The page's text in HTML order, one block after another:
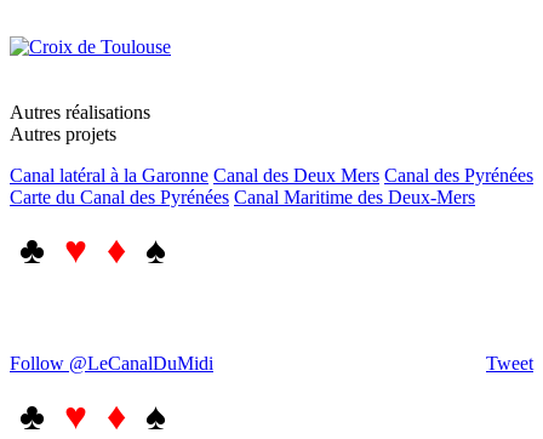
Autres réalisations
Autres projets
Canal latéral à la Garonne Canal des Deux Mers Canal des Pyrénées
Carte du Canal des Pyrénées Canal Maritime des Deux-Mers
♣ ♥ ♦ ♠
Tweet
Follow @LeCanalDuMidi
♣ ♥ ♦ ♠